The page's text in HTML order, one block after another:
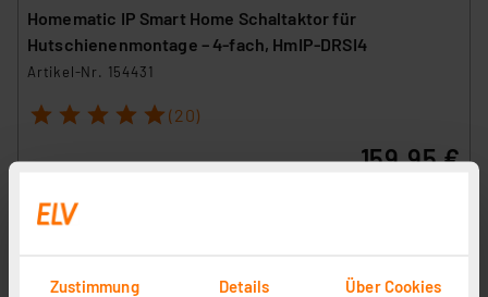
Zustimmung Details Über Cookies
Homematic IP Smart Home Schaltaktor für
Hutschienenmontage – 4-fach, HmIP-DRSI4
Artikel-Nr. 154431
1 2 3 4 5 (20)
159,95 €